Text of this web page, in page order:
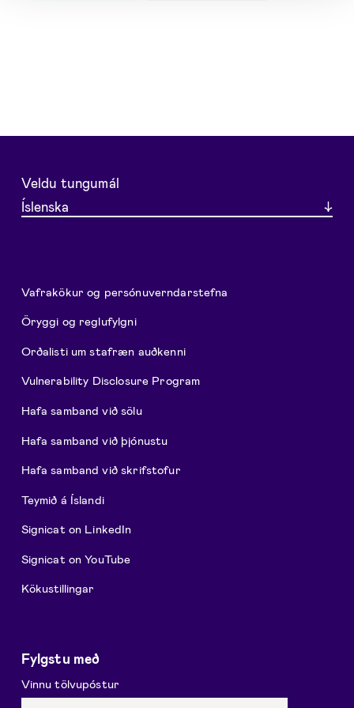
Veldu tungumál
Íslenska
Vafrakökur og persónuverndarstefna
Öryggi og reglufylgni
Orðalisti um stafræn auðkenni
Vulnerability Disclosure Program
Hafa samband við sölu
Hafa samband við þjónustu
Hafa samband við skrifstofur
Teymið á Íslandi
Signicat on LinkedIn
Signicat on YouTube
Kökustillingar
Fylgstu með
Vinnu tölvupóstur